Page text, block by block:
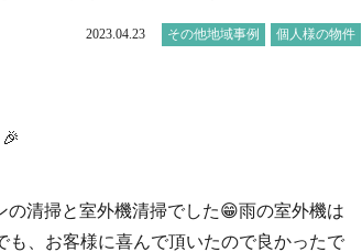
2023.04.23 その他地域事例 個人様の物件
の清掃と室外機清掃でした😁雨の室外機は
も、お客様に喜んで頂いたので良かったで